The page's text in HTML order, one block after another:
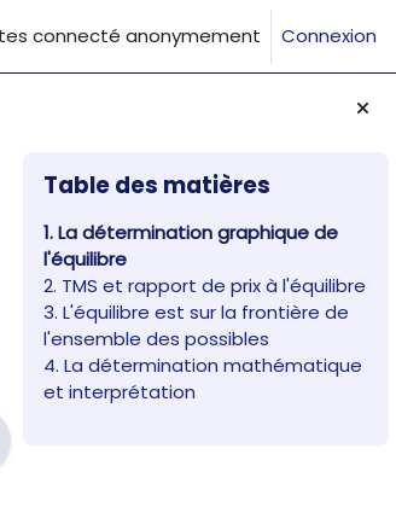
connecté anonymement Connexion
Blocs
Table des matières
1. La détermination graphique de
l'équilibre
2. TMS et rapport de prix à l'équilibre
3. L'équilibre est sur la frontière de
l'ensemble des possibles
4. La détermination mathématique
et interprétation